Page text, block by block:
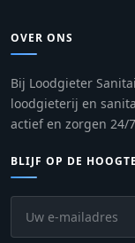
OVER ONS
Bij Loodgieter
loodgieterij en
actief en zorgen 24/
BLIJF OP DE HOOGTE